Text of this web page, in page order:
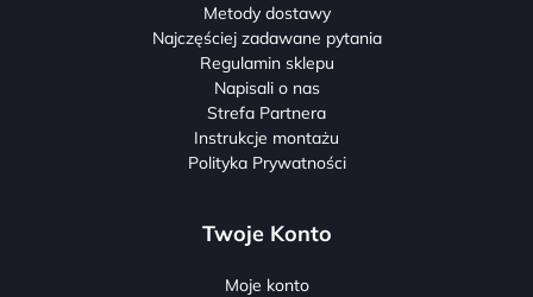
Metody dostawy
Najczęściej zadawane pytania
Regulamin sklepu
Napisali o nas
Strefa Partnera
Instrukcje montażu
Polityka Prywatności
Twoje Konto
Moje konto